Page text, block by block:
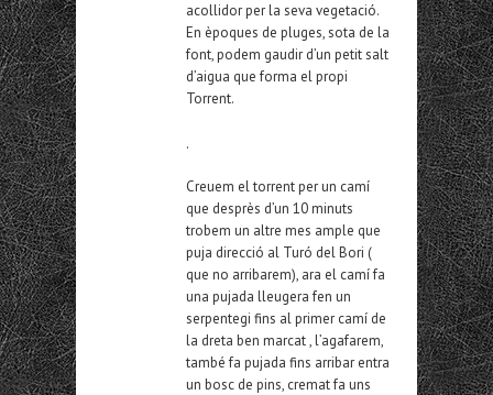
acollidor per la seva vegetació.
En èpoques de pluges, sota de la
font, podem gaudir d’un petit salt
d’aigua que forma el propi
Torrent.
.
Creuem el torrent per un camí
que desprès d’un 10 minuts
trobem un altre mes ample que
puja direcció al Turó del Bori (
que no arribarem), ara el camí fa
una pujada lleugera fen un
serpentegi fins al primer camí de
la dreta ben marcat , l’agafarem,
també fa pujada fins arribar entra
un bosc de pins, cremat fa uns